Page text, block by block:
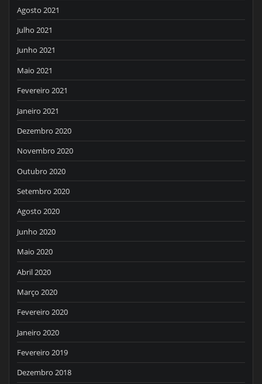
Agosto 2021
Julho 2021
Junho 2021
Maio 2021
Fevereiro 2021
Janeiro 2021
Dezembro 2020
Novembro 2020
Outubro 2020
Setembro 2020
Agosto 2020
Junho 2020
Maio 2020
Abril 2020
Março 2020
Fevereiro 2020
Janeiro 2020
Fevereiro 2019
Dezembro 2018